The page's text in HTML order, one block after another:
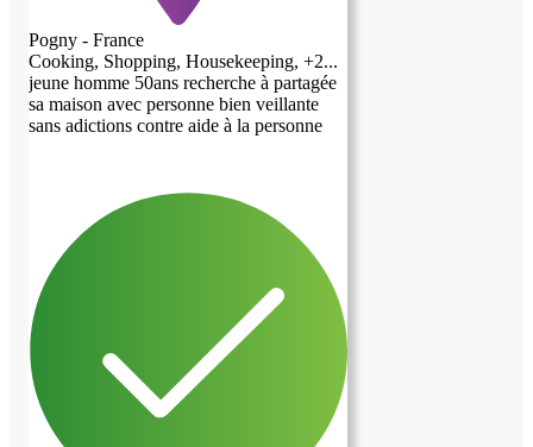
Pogny - France
Cooking, Shopping, Housekeeping, +2...
jeune homme 50ans recherche à partagée
sa maison avec personne bien veillante
sans adictions contre aide à la personne